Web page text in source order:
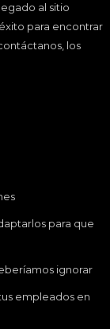
al sitio
para encontrar
los
para que
ignorar
empleados en